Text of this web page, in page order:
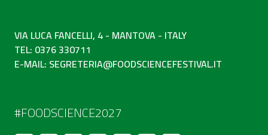
VIA LUCA FANCELLI, 4 - MANTOVA - ITALY
TEL: 0376 330711
E-MAIL: SEGRETERIA@FOODSCIENCEFESTIVAL.IT
#FOODSCIENCE2027